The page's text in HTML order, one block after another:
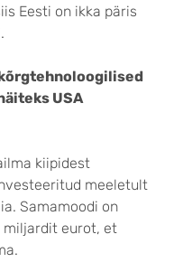
Eesti on ikka päris
USA
kiipidest
meeletult
Samamoodi on
miljardit eurot, et